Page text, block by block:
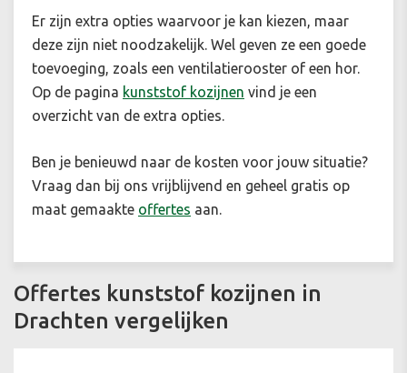
Er zijn extra opties waarvoor je kan kiezen, maar
deze zijn niet noodzakelijk. Wel geven ze een goede
toevoeging, zoals een ventilatierooster of een hor.
Op de pagina kunststof kozijnen vind je een
overzicht van de extra opties.
Ben je benieuwd naar de kosten voor jouw situatie?
Vraag dan bij ons vrijblijvend en geheel gratis op
maat gemaakte offertes aan.
Offertes kunststof kozijnen in
Drachten vergelijken